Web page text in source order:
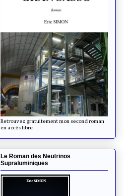
Retrouvez gratuitement mon second roman
en accès libre
Le Roman des Neutrinos
Supraluminiques